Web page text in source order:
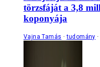
törzsfáját a 3,8
koponyája
Vajna Tamás tudomány